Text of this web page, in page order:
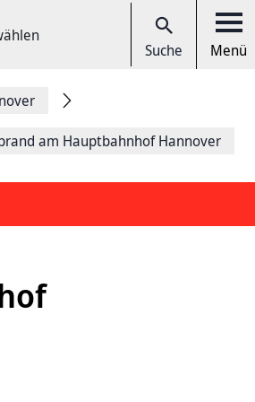
Suche Menü
am Hauptbahnhof Hannover